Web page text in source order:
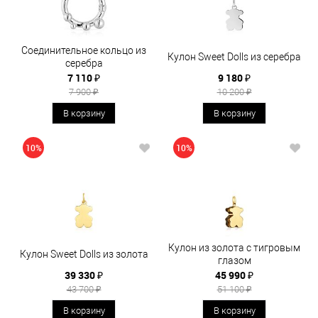
Соединительное кольцо из
серебра
7 110 ₽
7 900 ₽
В корзину
Кулон Sweet Dolls из серебра
9 180 ₽
10 200 ₽
В корзину
10%
Кулон Sweet Dolls из золота
39 330 ₽
43 700 ₽
В корзину
10%
Кулон из золота с тигровым
глазом
45 990 ₽
51 100 ₽
В корзину